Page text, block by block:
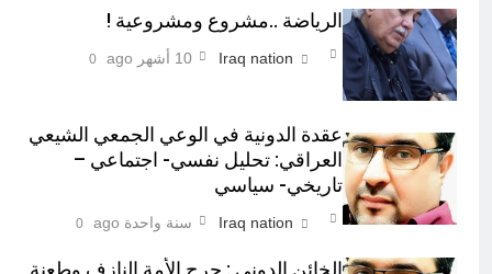
الرياضة ..مشروع ومشروعية !
Iraq nation 10 أشهر ago 0
عقدة الدونية في الوعي الجمعي الشيعي
العراقي: تحليل نفسي- اجتماعي –
تاريخي- سياسي
Iraq nation سنة واحدة ago 0
الخائن الدوني : جرح الأمة النازف وطعنة